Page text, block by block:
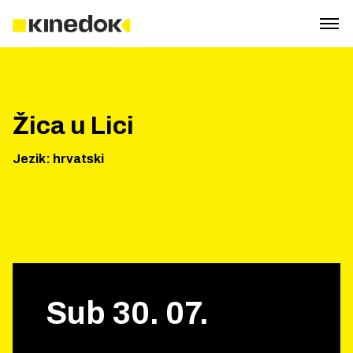
Žica u Lici
Jezik: hrvatski
Sub 30. 07.